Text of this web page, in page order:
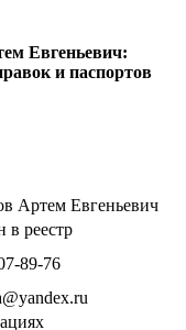
Евгеньевич:
и паспортов
Артем Евгеньевич
в реестр
89-76